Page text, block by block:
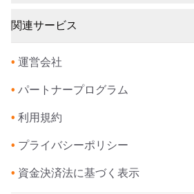
関連サービス
• 運営会社
• パートナープログラム
• 利用規約
• プライバシーポリシー
• 資金決済法に基づく表示